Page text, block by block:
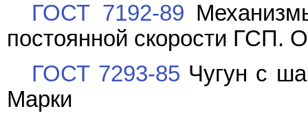
ГОСТ 7192-89
постоянной скорости ГСП.
ГОСТ 7293-85 Чугун с
Марки